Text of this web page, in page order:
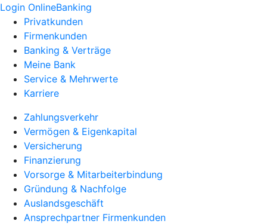
Login OnlineBanking
Privatkunden
Firmenkunden
Banking & Verträge
Meine Bank
Service & Mehrwerte
Karriere
Zahlungsverkehr
Vermögen & Eigenkapital
Versicherung
Finanzierung
Vorsorge & Mitarbeiterbindung
Gründung & Nachfolge
Auslandsgeschäft
Ansprechpartner Firmenkunden